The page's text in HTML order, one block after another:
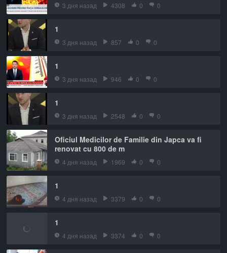
3 дня назад 4308 0 0
1
3 дня назад 857 0 0
1
3 дня назад 946 0 0
1
3 дня назад 2548 0 0
Oficiul Medicilor de Familie din Japca va fi
renovat cu 800 de m
4 дня назад 1969 0 0
1
4 дня назад 3379 0 0
1
4 дня назад 3374 0 0